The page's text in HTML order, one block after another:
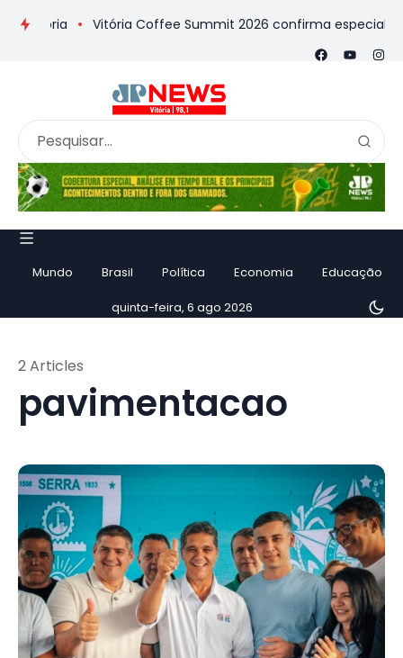
Vitória Coffee Summit 2026 confirma especialistas
Mundo Brasil Política Economia Educação
quinta-feira, 6 ago 2026
pavimentacao
2 Articles